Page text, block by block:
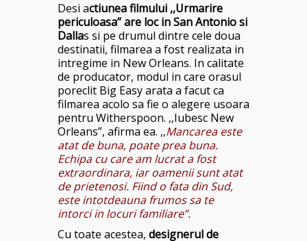
Desi actiunea filmului ,,Urmarire
periculoasa” are loc in San Antonio si
Dallas si pe drumul dintre cele doua
destinatii, filmarea a fost realizata in
intregime in New Orleans. In calitate
de producator, modul in care orasul
poreclit Big Easy arata a facut ca
filmarea acolo sa fie o alegere usoara
pentru Witherspoon. ,,Iubesc New
Orleans”, afirma ea. ,,Mancarea este
atat de buna, poate prea buna.
Echipa cu care am lucrat a fost
extraordinara, iar oamenii sunt atat
de prietenosi. Fiind o fata din Sud,
este intotdeauna frumos sa te
intorci in locuri familiare”.
Cu toate acestea, designerul de